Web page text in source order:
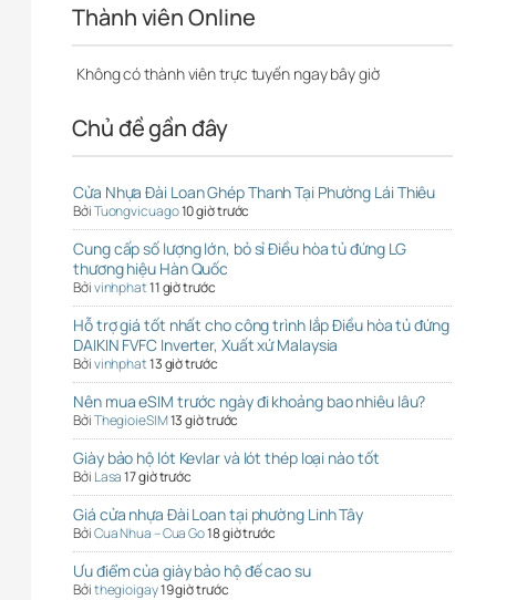
Thành viên Online
Không có thành viên trực tuyến ngay bây giờ
Chủ đề gần đây
Cửa Nhựa Đài Loan Ghép Thanh Tại Phường Lái Thiêu
BởiTuongvicuago10 giờ trước
Cung cấp số lượng lớn, bỏ sỉ Điều hòa tủ đứng LG
thương hiệu Hàn Quốc
Bởivinhphat11 giờ trước
Hỗ trợ giá tốt nhất cho công trình lắp Điều hòa tủ đứng
DAIKIN FVFC Inverter, Xuất xứ Malaysia
Bởivinhphat13 giờ trước
Nên mua eSIM trước ngày đi khoảng bao nhiêu lâu?
BởiThegioieSIM13 giờ trước
Giày bảo hộ lót Kevlar và lót thép loại nào tốt
Bởi Lasa17 giờ trước
Giá cửa nhựa Đài Loan tại phường Linh Tây
BởiCua Nhua – Cua Go18 giờ trước
Ưu điểm của giày bảo hộ đế cao su
Bởithegioigay19 giờ trước